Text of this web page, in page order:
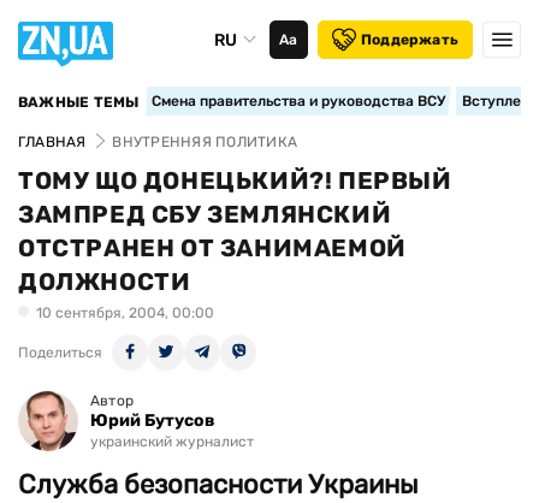
RU Аа Поддержать
ВАЖНЫЕ ТЕМЫ Смена правительства и руководства ВСУ
ГЛАВНАЯ ВНУТРЕННЯЯ ПОЛИТИКА
ТОМУ ЩО ДОНЕЦЬКИЙ?! ПЕРВЫЙ
ЗАМПРЕД СБУ ЗЕМЛЯНСКИЙ
ОТСТРАНЕН ОТ ЗАНИМАЕМОЙ
ДОЛЖНОСТИ
10 сентября, 2004, 00:00
Поделиться
Автор
Юрий Бутусов
украинский журналист
Служба безопасности Украины